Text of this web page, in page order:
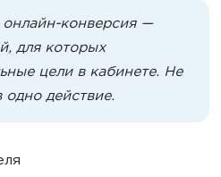
конверсия —
для которых
цели в кабинете. Не
одно действие.